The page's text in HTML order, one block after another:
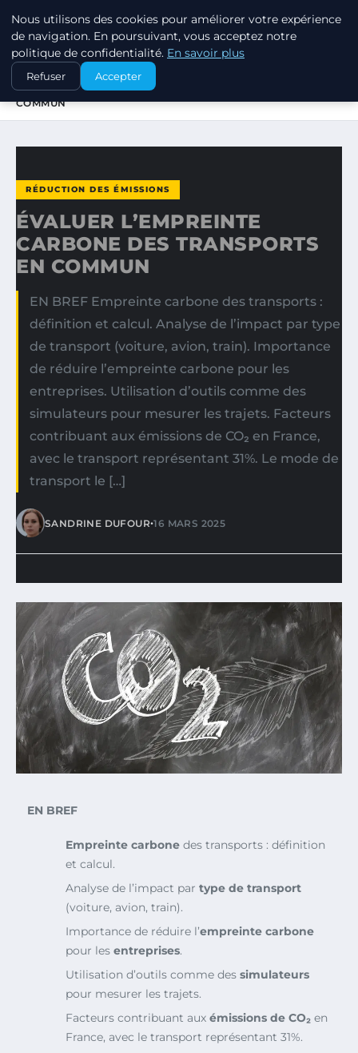
EXXON CLIMATE FOOTPRINT
ACCUEIL
RÉDUCTION DES ÉMISSIONS
ÉVALUER L’EMPREINTE CARBONE DES TRANSPORTS EN
COMMUN
RÉDUCTION DES ÉMISSIONS
ÉVALUER L’EMPREINTE
CARBONE DES TRANSPORTS
EN COMMUN
EN BREF Empreinte carbone des transports :
définition et calcul. Analyse de l’impact par type
de transport (voiture, avion, train). Importance
de réduire l’empreinte carbone pour les
entreprises. Utilisation d’outils comme des
simulateurs pour mesurer les trajets. Facteurs
contribuant aux émissions de CO₂ en France,
avec le transport représentant 31%. Le mode de
transport le […]
SANDRINE DUFOUR•16 MARS 2025
EN BREF
Empreinte carbone des transports : définition
et calcul.
Analyse de l’impact par type de transport
(voiture, avion, train).
Importance de réduire l’empreinte carbone
pour les entreprises.
Utilisation d’outils comme des simulateurs
pour mesurer les trajets.
Facteurs contribuant aux émissions de CO₂ en
France, avec le transport représentant 31%.
Nous utilisons des cookies pour améliorer votre expérience
de navigation. En poursuivant, vous acceptez notre
politique de confidentialité. En savoir plus
Refuser Accepter